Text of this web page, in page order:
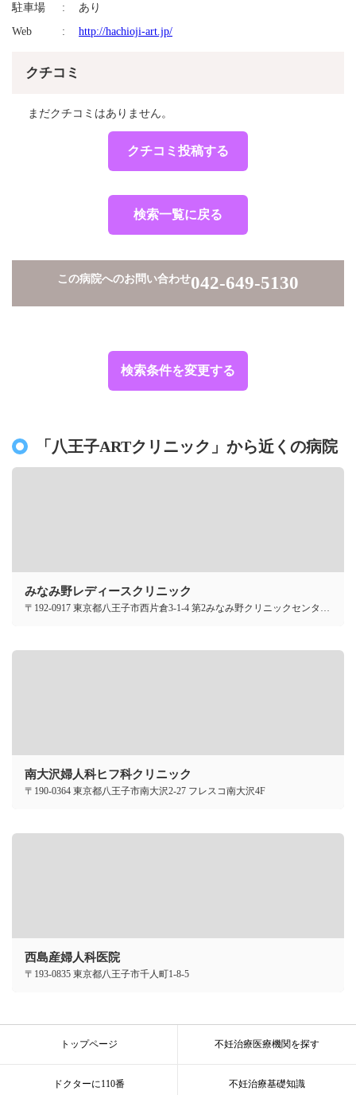
検索条件を変更する
駐車場
あり
Web
http://hachioji-art.jp/
クチコミ
まだクチコミはありません。
クチコミ投稿する
検索一覧に戻る
この病院へのお問い合わせ042-649-5130
「八王子ARTクリニック」から近くの病院
みなみ野レディースクリニック
〒192-0917 東京都八王子市西片倉3-1-4 第2みなみ野クリニックセンター4F
南大沢婦人科ヒフ科クリニック
〒190-0364 東京都八王子市南大沢2-27 フレスコ南大沢4F
西島産婦人科医院
〒193-0835 東京都八王子市千人町1-8-5
トップページ 不妊治療医療機関を探す
ドクターに110番 不妊治療基礎知識